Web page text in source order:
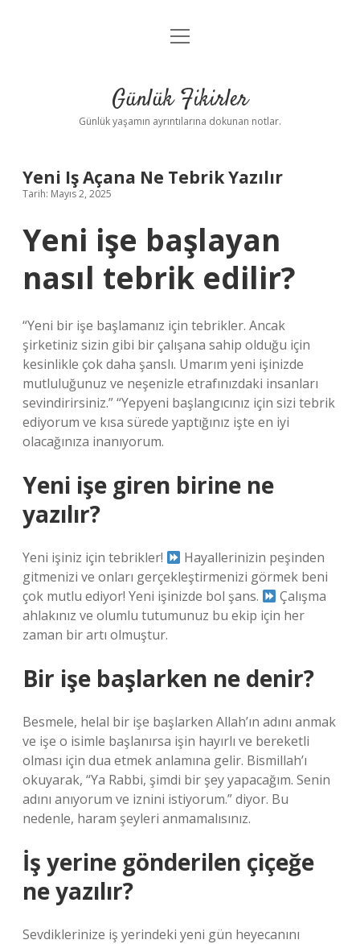
Anasayfa
Yasal Uyarı
menüyü
Günlük Fikirler
Günlük yaşamın ayrıntılarına dokunan notlar.
Yeni Iş Açana Ne Tebrik Yazılır
Tarih: Mayıs 2, 2025
Yeni işe başlayan
nasıl tebrik edilir?
“Yeni bir işe başlamanız için tebrikler. Ancak
şirketiniz sizin gibi bir çalışana sahip olduğu için
kesinlikle çok daha şanslı. Umarım yeni işinizde
mutluluğunuz ve neşenizle etrafınızdaki insanları
sevindirirsiniz.” “Yepyeni başlangıcınız için sizi tebrik
ediyorum ve kısa sürede yaptığınız işte en iyi
olacağınıza inanıyorum.
Yeni işe giren birine ne
yazılır?
Yeni işiniz için tebrikler!
Hayallerinizin peşinden
gitmenizi ve onları gerçekleştirmenizi görmek beni
çok mutlu ediyor! Yeni işinizde bol şans.
Çalışma
ahlakınız ve olumlu tutumunuz bu ekip için her
zaman bir artı olmuştur.
Bir işe başlarken ne denir?
Besmele, helal bir işe başlarken Allah’ın adını anmak
ve işe o isimle başlanırsa işin hayırlı ve bereketli
olması için dua etmek anlamına gelir. Bismillah’ı
okuyarak, “Ya Rabbi, şimdi bir şey yapacağım. Senin
adını anıyorum ve iznini istiyorum.” diyor. Bu
nedenle, haram şeyleri anmamalısınız.
İş yerine gönderilen çiçeğe
ne yazılır?
Sevdiklerinize iş yerindeki yeni gün heyecanını